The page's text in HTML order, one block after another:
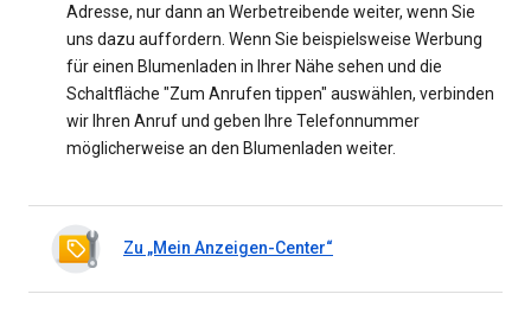
Adresse, nur dann an Werbetreibende weiter, wenn Sie
uns dazu auffordern. Wenn Sie beispielsweise Werbung
für einen Blumenladen in Ihrer Nähe sehen und die
Schaltfläche "Zum Anrufen tippen" auswählen, verbinden
wir Ihren Anruf und geben Ihre Telefonnummer
möglicherweise an den Blumenladen weiter.
Zu „Mein Anzeigen-Center“